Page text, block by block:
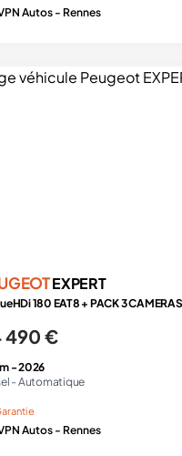
Autos - Rennes
EXPERT
490 €
-2026
- Automatique
Autos - Rennes